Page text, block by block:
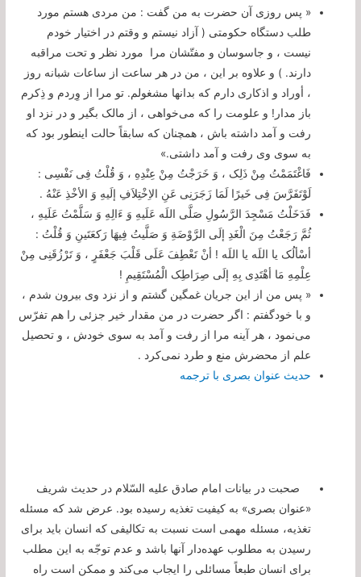
« پس روزی آن حضرت به من گفت : من مردی هستم مورد
طلب دستگاه حکومتی ( آزاد نیستم و وقتم در اختیار خودم
نیست ، و جاسوسان و مفتّشان مرا مورد نظر و تحت مراقبه
دارند. ) و علاوه بر این ، من در هر ساعت از ساعات شبانه روز
، أوراد و اذکاری دارم که بدانها مشغولم. تو مرا از وِردم و ذِکرم
باز مدار! و علومت را که می‌خواهی ، از مالک بگیر و در نزد او
رفت و آمد داشته باش ، همچنان که سابقاً حالت اینطور بود که
به سوی وی رفت و آمد داشتی.»
فَاغْتَمَمْتُ مِنْ ذَلِک ، وَ خَرَجْتُ مِنْ عِنْدِهِ ، وَ قُلْتُ فِی نَفْسِی :
لَوْتَفَرَّسَ فِی خَیرًا لَمَا زَجَرَنِی عَنِ الاِخْتِلاَفِ إلَیهِ وَ الأخْذِ عَنْهُ .
فَدَخَلْتُ مَسْجِدَ الرَّسُولِ صَلَّی اللَه عَلَیهِ وَ ءَ‌الِهِ وَ سَلَّمْتُ عَلَیهِ ،
ثُمَّ رَجَعْتُ مِنَ الْغَدِ إلَی الرَّوْضَةِ وَ صَلَّیتُ فِیهَا رَکعَتَینِ وَ قُلْتُ :
أسْألُک یا اللَه یا اللَه ! أنْ تَعْطِفَ عَلَی قَلْبَ جَعْفَرٍ ، وَ تَرْزُقَنِی مِنْ
عِلْمِهِ مَا أهْتَدِی بِهِ إلَی صِرَاطِک الْمُسْتَقِیمِ !
« پس من از این جریان غمگین گشتم و از نزد وی بیرون شدم ،
و با خودگفتم : اگر حضرت در من مقدار خیر جزئی را هم تفرّس
می‌نمود ، هر آینه مرا از رفت و آمد به سوی خودش ، و تحصیل
علم از محضرش منع و طرد نمی‌کرد .
حدیث عنوان بصری با ترجمه
صحبت در بیانات امام صادق علیه السّلام در حدیث شریف
«عنوان بصری» به كیفیت تغذیه رسیده بود. عرض شد كه مسئله
تغذیه، مسئله مهمی است نسبت به تكالیفی كه انسان باید برای
رسیدن به مطلوب عهده‌دار آنها باشد و عدم توجّه به این مطلب
برای انسان طبعاً مسائلی را ایجاب می‌كند و ممكن است راه